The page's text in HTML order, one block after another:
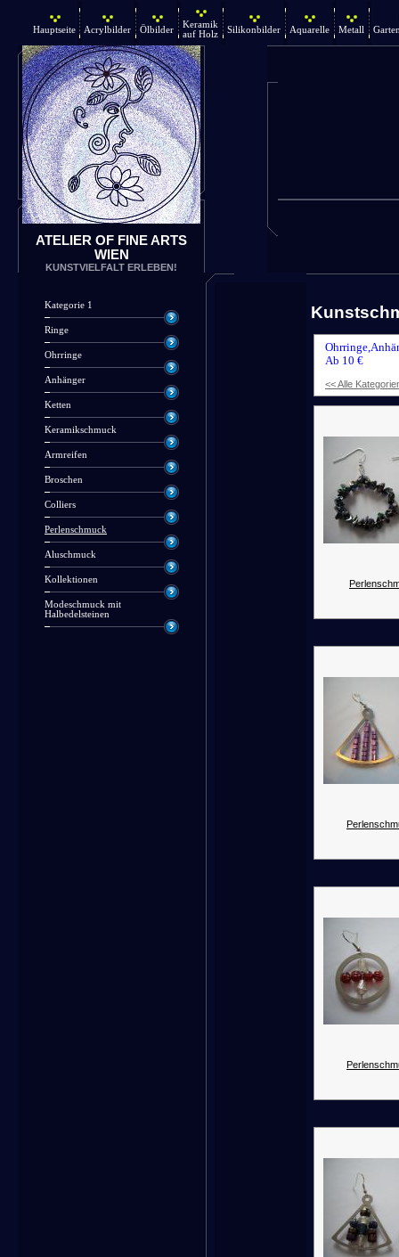
Hauptseite Acrylbilder Ölbilder
Keramik
auf Holz
Silikonbilder Aquarelle Metall
ATELIER OF FINE ARTS
WIEN
KUNSTVIELFALT ERLEBEN!
Kategorie 1
Ringe
Ohrringe
Anhänger
Ketten
Keramikschmuck
Armreifen
Broschen
Colliers
Perlenschmuck
Aluschmuck
Kollektionen
Modeschmuck mit
Halbedelsteinen
Ab 10 €
<< Alle